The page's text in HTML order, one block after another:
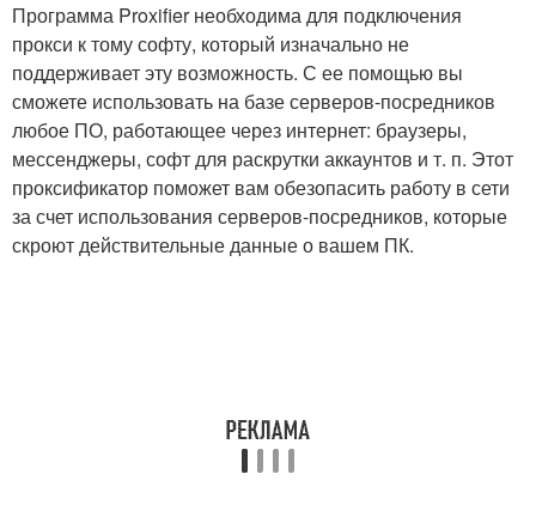
Программа Proxifier необходима для подключения
прокси к тому софту, который изначально не
поддерживает эту возможность. С ее помощью вы
сможете использовать на базе серверов-посредников
любое ПО, работающее через интернет: браузеры,
мессенджеры, софт для раскрутки аккаунтов и т. п. Этот
проксификатор поможет вам обезопасить работу в сети
за счет использования серверов-посредников, которые
скроют действительные данные о вашем ПК.